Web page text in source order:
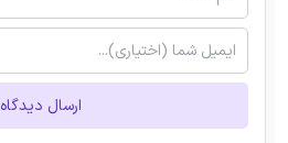
ارسال دیدگاه